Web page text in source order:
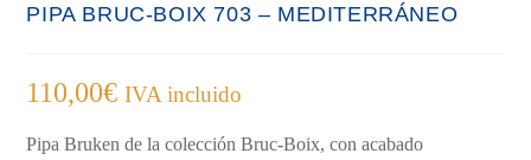
PIPA BRUC-BOIX 703 – MEDITERRÁNEO
110,00€ IVA incluido
Pipa Bruken de la colección Bruc-Boix, con acabado